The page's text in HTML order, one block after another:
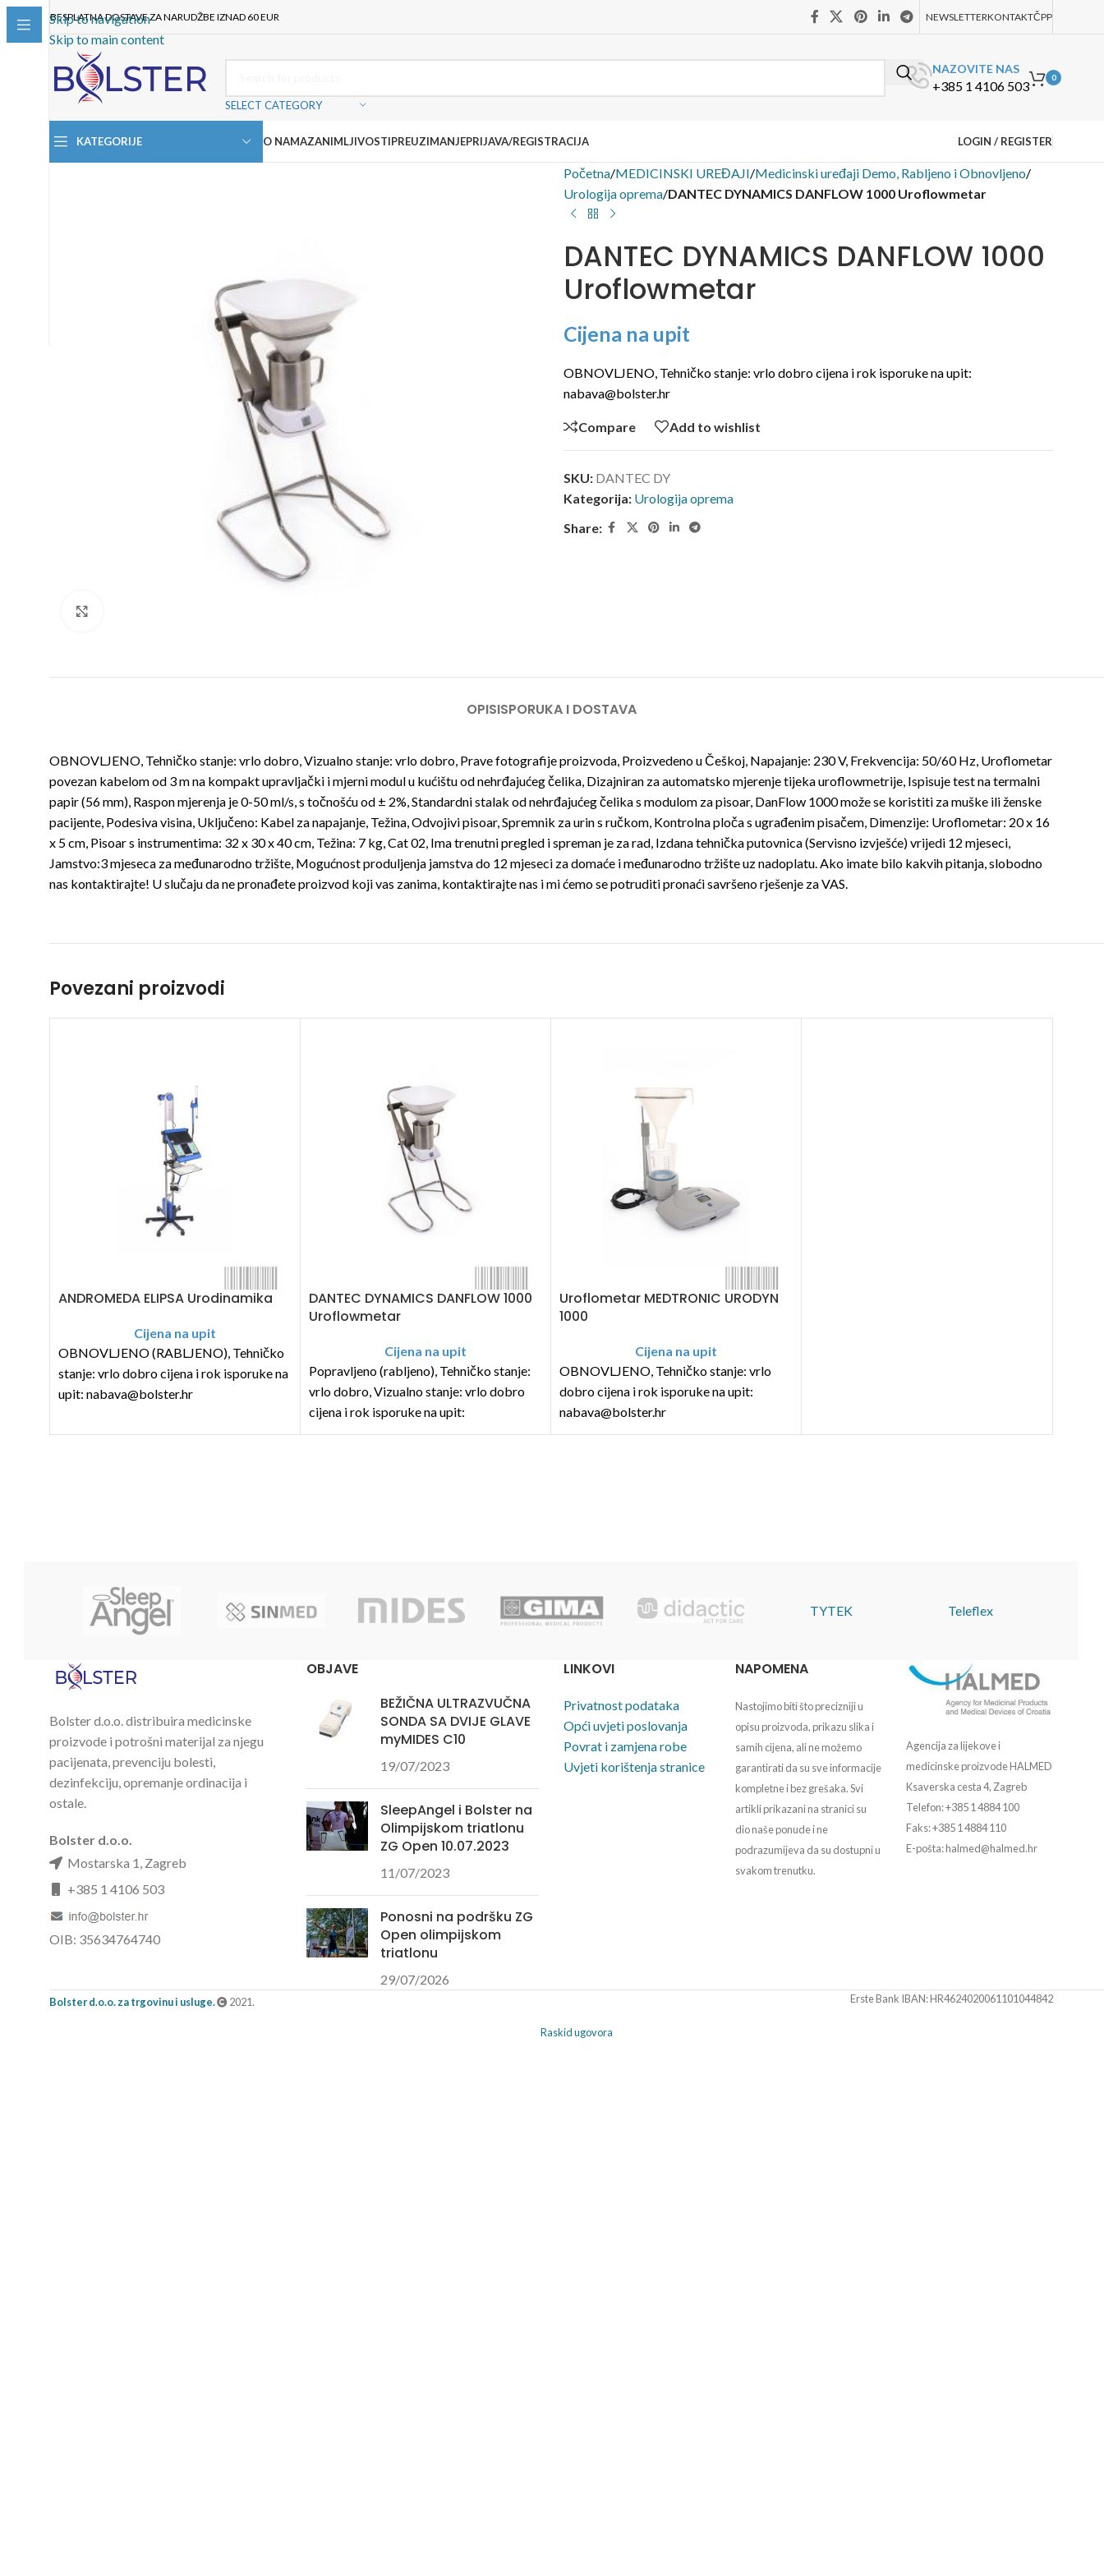
Skip to navigation
Skip to main content
BESPLATNA DOSTAVE ZA NARUDŽBE IZNAD 60 EUR NEWSLETTERKONTAKTČPP
SELECT CATEGORY
NAZOVITE NAS
+385 1 4106 503
0
KATEGORIJE O NAMAZANIMLJIVOSTIPREUZIMANJEPRIJAVA/REGISTRACIJA LOGIN / REGISTER
Početna/MEDICINSKI UREĐAJI/Medicinski uređaji Demo, Rabljeno i Obnovljeno/
Urologija oprema/DANTEC DYNAMICS DANFLOW 1000 Uroflowmetar
DANTEC DYNAMICS DANFLOW 1000
Uroflowmetar
Cijena na upit
OBNOVLJENO, Tehničko stanje: vrlo dobro cijena i rok isporuke na upit:
nabava@bolster.hr
Compare Add to wishlist
SKU: DANTEC DY
Kategorija: Urologija oprema
Share:
OPISISPORUKA I DOSTAVA
OBNOVLJENO, Tehničko stanje: vrlo dobro, Vizualno stanje: vrlo dobro, Prave fotografije proizvoda, Proizvedeno u Češkoj, Napajanje: 230 V, Frekvencija: 50/60 Hz, Uroflometar
povezan kabelom od 3 m na kompakt upravljački i mjerni modul u kućištu od nehrđajućeg čelika, Dizajniran za automatsko mjerenje tijeka uroflowmetrije, Ispisuje test na termalni
papir (56 mm), Raspon mjerenja je 0-50 ml/s, s točnošću od ± 2%, Standardni stalak od nehrđajućeg čelika s modulom za pisoar, DanFlow 1000 može se koristiti za muške ili ženske
pacijente, Podesiva visina, Uključeno: Kabel za napajanje, Težina, Odvojivi pisoar, Spremnik za urin s ručkom, Kontrolna ploča s ugrađenim pisačem, Dimenzije: Uroflometar: 20 x 16
x 5 cm, Pisoar s instrumentima: 32 x 30 x 40 cm, Težina: 7 kg, Cat 02, Ima trenutni pregled i spreman je za rad, Izdana tehnička putovnica (Servisno izvješće) vrijedi 12 mjeseci,
Jamstvo:3 mjeseca za međunarodno tržište, Mogućnost produljenja jamstva do 12 mjeseci za domaće i međunarodno tržište uz nadoplatu. Ako imate bilo kakvih pitanja, slobodno
nas kontaktirajte! U slučaju da ne pronađete proizvod koji vas zanima, kontaktirajte nas i mi ćemo se potruditi pronaći savršeno rješenje za VAS.
Povezani proizvodi
ANDROMEDA ELIPSA Urodinamika
Cijena na upit
OBNOVLJENO (RABLJENO), Tehničko
stanje: vrlo dobro cijena i rok isporuke na
upit: nabava@bolster.hr
DANTEC DYNAMICS DANFLOW 1000
Uroflowmetar
Cijena na upit
Popravljeno (rabljeno), Tehničko stanje:
vrlo dobro, Vizualno stanje: vrlo dobro
cijena i rok isporuke na upit:
nabava@bolster.hr
Uroflometar MEDTRONIC URODYN
1000
Cijena na upit
OBNOVLJENO, Tehničko stanje: vrlo
dobro cijena i rok isporuke na upit:
nabava@bolster.hr
TYTEK Teleflex
Bolster d.o.o. distribuira medicinske
proizvode i potrošni materijal za njegu
pacijenata, prevenciju bolesti,
dezinfekciju, opremanje ordinacija i
ostale.
Bolster d.o.o.
Mostarska 1, Zagreb
+385 1 4106 503
OIB: 35634764740
OBJAVE
BEŽIČNA ULTRAZVUČNA
SONDA SA DVIJE GLAVE
myMIDES C10
19/07/2023
SleepAngel i Bolster na
Olimpijskom triatlonu
ZG Open 10.07.2023
11/07/2023
Ponosni na podršku ZG
Open olimpijskom
triatlonu
29/07/2026
LINKOVI
Privatnost podataka
Opći uvjeti poslovanja
Povrat i zamjena robe
Uvjeti korištenja stranice
NAPOMENA
Nastojimo biti što precizniji u
opisu proizvoda, prikazu slika i
samih cijena, ali ne možemo
garantirati da su sve informacije
kompletne i bez grešaka. Svi
artikli prikazani na stranici su
dio naše ponude i ne
podrazumijeva da su dostupni u
svakom trenutku.
Agencija za lijekove i
medicinske proizvode HALMED
Ksaverska cesta 4, Zagreb
Telefon: +385 1 4884 100
Faks: +385 1 4884 110
E-pošta: halmed@halmed.hr
Bolster d.o.o. za trgovinu i usluge. 2021. Erste Bank IBAN: HR4624020061101044842
Raskid ugovora